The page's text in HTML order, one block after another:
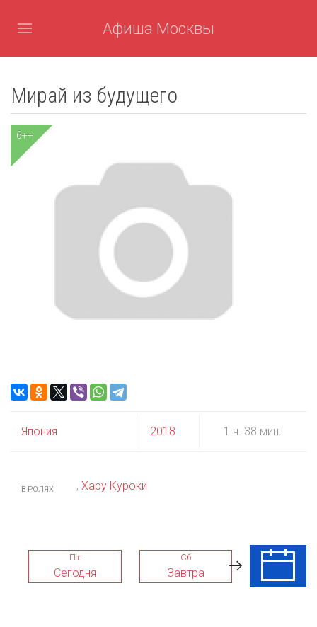
Афиша Москвы
Мирай из будущего
6++
Япония 2018 1 ч. 38 мин.
В РОЛЯХ , Хару Куроки
Пт
Сегодня
Сб
Завтра
Вс